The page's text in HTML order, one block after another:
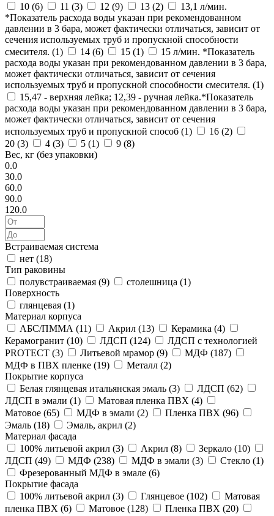
10 (6) 11 (3) 12 (9) 13 (2)
13,1 л/мин.
*Показатель расхода воды указан при рекомендованном
давлении в 3 бара, может фактически отличаться, зависит от
сечения используемых труб и пропускной способности
смесителя. (1) 14 (6) 15 (1)
15 л/мин. *Показатель
расхода воды указан при рекомендованном давлении в 3 бара,
может фактически отличаться, зависит от сечения
используемых труб и пропускной способности смесителя. (1)
15,47 - верхняя лейка; 12,39 - ручная лейка.*Показатель
расхода воды указан при рекомендованном давлении в 3 бара,
может фактически отличаться, зависит от сечения
используемых труб и пропускной способ (1) 16 (2)
20 (3) 4 (3) 5 (1) 9 (8)
Вес, кг (без упаковки)
0.0
30.0
60.0
90.0
120.0
Встраиваемая система
нет (18)
Тип раковины
полувстраиваемая (9) столешница (1)
Поверхность
глянцевая (1)
Материал корпуса
АБС/ПММА (11) Акрил (13) Керамика (4)
Керамогранит (10) ЛДСП (124)
ЛДСП с технологией
PROTECT (3) Литьевой мрамор (9) МДФ (187)
МДФ в ПВХ пленке (19) Металл (2)
Покрытие корпуса
Белая глянцевая итальянская эмаль (3) ЛДСП (62)
ЛДСП в эмали (1) Матовая пленка ПВХ (4)
Матовое (65) МДФ в эмали (2) Пленка ПВХ (96)
Эмаль (18) Эмаль, акрил (2)
Материал фасада
100% литьевой акрил (3) Акрил (8) Зеркало (10)
ЛДСП (49) МДФ (238) МДФ в эмали (3) Стекло (1)
Фрезерованный МДФ в эмале (6)
Покрытие фасада
100% литьевой акрил (3) Глянцевое (102)
Матовая
пленка ПВХ (6) Матовое (128) Пленка ПВХ (20)